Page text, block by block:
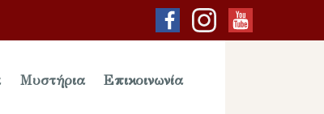
Μυστήρια Επικοινωνία